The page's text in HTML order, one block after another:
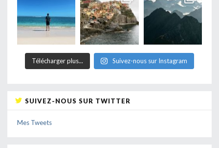
Télécharger plus... Suivez-nous sur Instagram
SUIVEZ-NOUS SUR TWITTER
Mes Tweets